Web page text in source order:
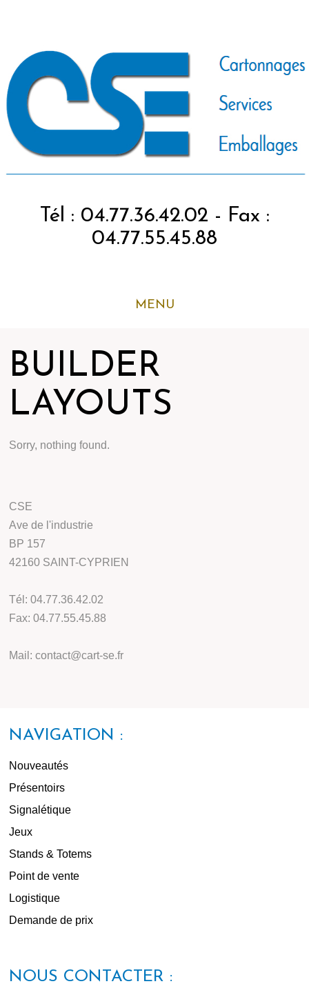
Tél : 04.77.36.42.02 - Fax :
04.77.55.45.88
MENU
BUILDER
LAYOUTS
Sorry, nothing found.
CSE
Ave de l'industrie
BP 157
42160 SAINT-CYPRIEN
Tél: 04.77.36.42.02
Fax: 04.77.55.45.88
Mail: contact@cart-se.fr
NAVIGATION :
Nouveautés
Présentoirs
Signalétique
Jeux
Stands & Totems
Point de vente
Logistique
Demande de prix
NOUS CONTACTER :